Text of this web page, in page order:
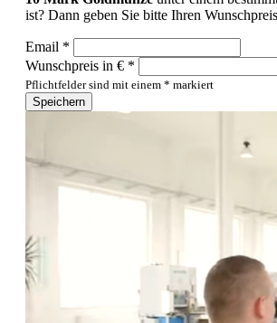
ist? Dann geben Sie bitte Ihren
Email *
Wunschpreis in € *
Pflichtfelder sind mit einem * markiert
Speichern